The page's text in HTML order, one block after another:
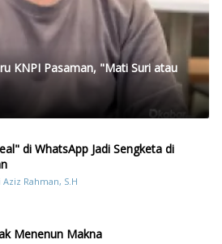
KNPI Pasaman, "Mati Suri atau
di WhatsApp Jadi Sengketa di
Rahman, S.H
Menenun Makna